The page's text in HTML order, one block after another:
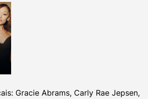
Gracie Abrams, Carly Rae Jepsen,